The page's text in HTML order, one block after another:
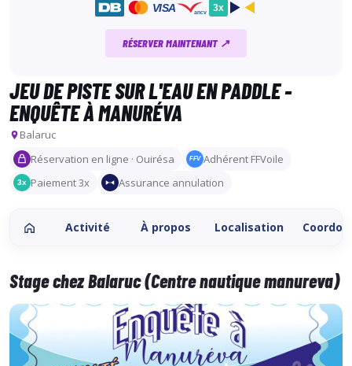
JEU DE PISTE SUR L'EAU EN PADDLE -
ENQUÊTE À MANURÉVA
Balaruc
Réservation en ligne · Ouirésa
FFV Adhérent FFVoile
3x Paiement 3x Assurance annulation
Activité À propos Localisation
Stage chez Balaruc (Centre nautique manureva)
VISA ancv 3x
RÉSERVER MAINTENANT ↗